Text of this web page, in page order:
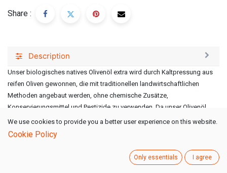
Share :
Description
Unser biologisches natives Olivenöl extra wird durch Kaltpressung aus
reifen Oliven gewonnen, die mit traditionellen landwirtschaftlichen
Methoden angebaut werden, ohne chemische Zusätze,
Konservierungsmittel und Pestizide zu verwenden. Da unser Olivenöl
während des Prozesses keinen hohen Temperaturen ausgesetzt wird,
werden die darin enthaltenen bioaktiven Verbindungen nicht beschädigt.
Das aus Bio-Oliven durch Kaltpressung, Kneten und Verarbeitung unter
26ºC gewonnene Olivenfruchtfleisch gewährleistet, dass einige
We use cookies to provide you a better user experience on this website.
Cookie Policy
Only essentials I agree